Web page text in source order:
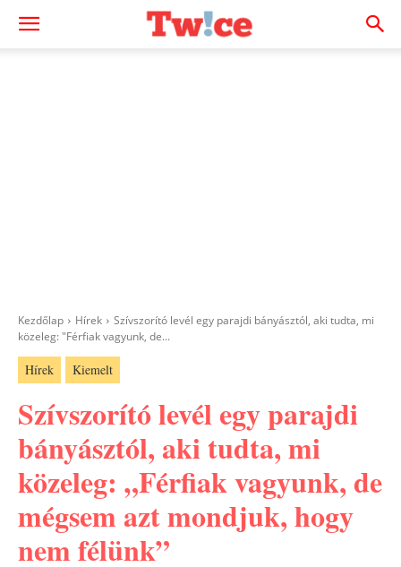
Kezdőlap Hírek
Szívszorító levél egy parajdi bányásztól, aki tudta, mi
közeleg: "Férfiak vagyunk, de...
Hírek Kiemelt
Szívszorító levél egy parajdi
bányásztól, aki tudta, mi
közeleg: „Férfiak vagyunk, de
mégsem azt mondjuk, hogy
nem félünk”